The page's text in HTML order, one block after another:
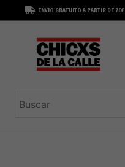
ENVÍO GRATUITO A PARTIR DE 70€